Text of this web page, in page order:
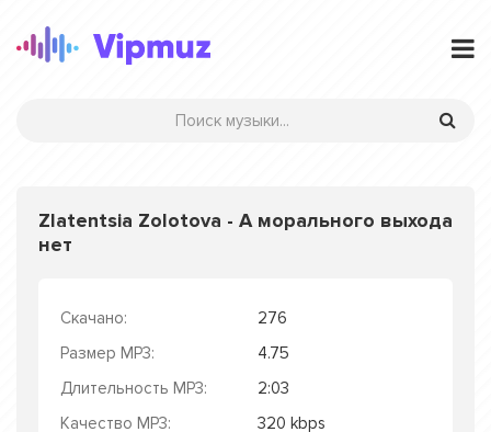
Zlatentsia Zolotova - А морального выхода
нет
Скачано:
276
Размер MP3:
4.75
Длительность MP3:
2:03
Качество MP3:
320 kbps